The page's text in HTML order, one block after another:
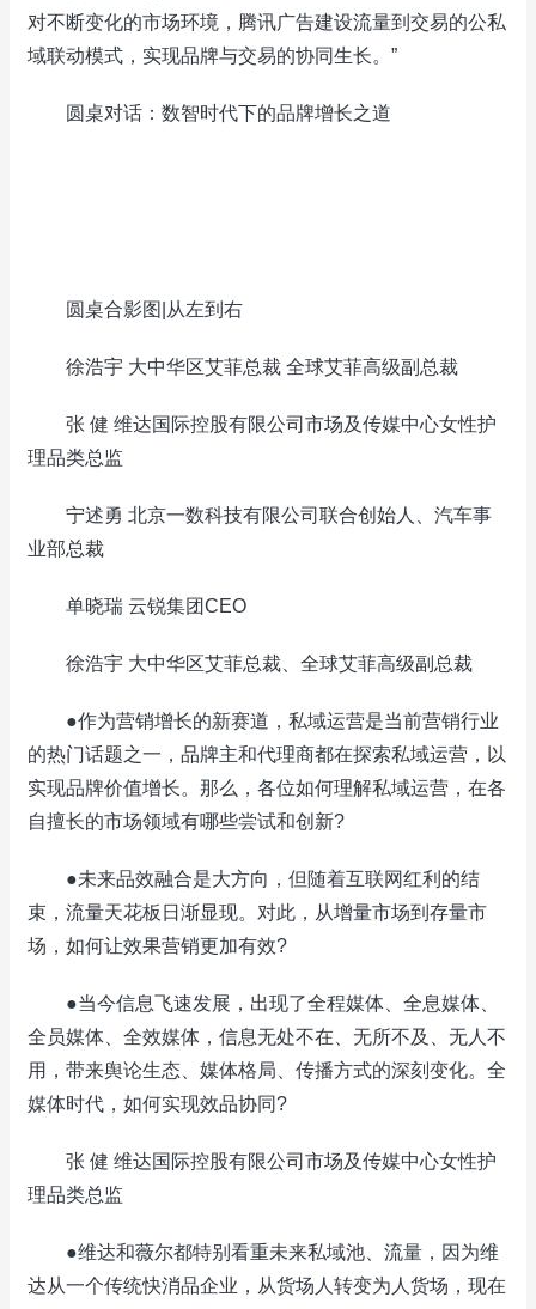
对不断变化的市场环境，腾讯广告建设流量到交易的公私
域联动模式，实现品牌与交易的协同生长。”
圆桌对话：数智时代下的品牌增长之道
圆桌合影图|从左到右
徐浩宇 大中华区艾菲总裁 全球艾菲高级副总裁
张 健 维达国际控股有限公司市场及传媒中心女性护
理品类总监
宁述勇 北京一数科技有限公司联合创始人、汽车事
业部总裁
单晓瑞 云锐集团CEO
徐浩宇 大中华区艾菲总裁、全球艾菲高级副总裁
●作为营销增长的新赛道，私域运营是当前营销行业
的热门话题之一，品牌主和代理商都在探索私域运营，以
实现品牌价值增长。那么，各位如何理解私域运营，在各
自擅长的市场领域有哪些尝试和创新?
●未来品效融合是大方向，但随着互联网红利的结
束，流量天花板日渐显现。对此，从增量市场到存量市
场，如何让效果营销更加有效?
●当今信息飞速发展，出现了全程媒体、全息媒体、
全员媒体、全效媒体，信息无处不在、无所不及、无人不
用，带来舆论生态、媒体格局、传播方式的深刻变化。全
媒体时代，如何实现效品协同?
张 健 维达国际控股有限公司市场及传媒中心女性护
理品类总监
●维达和薇尔都特别看重未来私域池、流量，因为维
达从一个传统快消品企业，从货场人转变为人货场，现在